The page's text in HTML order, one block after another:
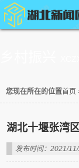
您现在所在的位置首页
湖北十堰张湾
发布时间：2021/